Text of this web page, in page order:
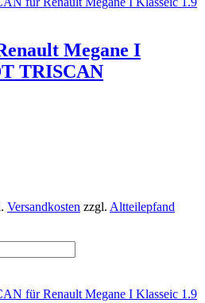
Megane I
TRISCAN
Versandkosten zzgl. Altteilepfand